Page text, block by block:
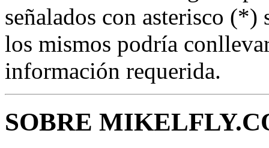
señalados con asterisco
los mismos podría
información requerida.
SOBRE